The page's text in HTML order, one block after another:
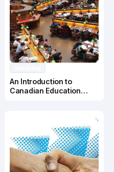
An Introduction to
Canadian Education